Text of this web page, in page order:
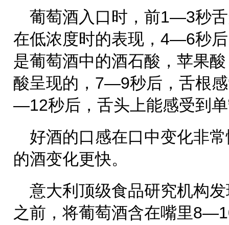
葡萄酒入口时，前1—3秒
在低浓度时的表现，4—6秒
是葡萄酒中的酒石酸，苹果
酸呈现的，7—9秒后，舌根
—12秒后，舌头上能感受到
好酒的口感在口中变化非
的酒变化更快。
意大利顶级食品研究机构
之前，将葡萄酒含在嘴里